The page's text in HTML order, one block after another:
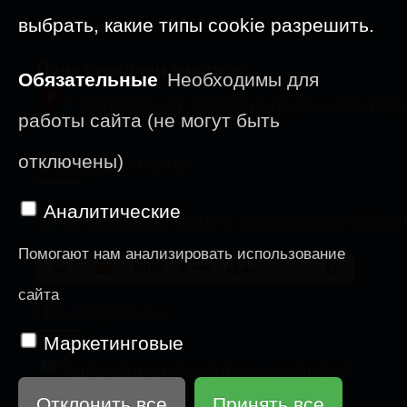
09-23 августа: ОТПУСК
Пункт выдачи заказов:
Способы оплаты
У нас можно оплатить следующим
выбрать, какие типы cookie разрешить.
Обязательные Необходимы для
работы сайта (не могут быть
отключены)
Аналитические
Помогают нам анализировать использование
сайта
Маркетинговые